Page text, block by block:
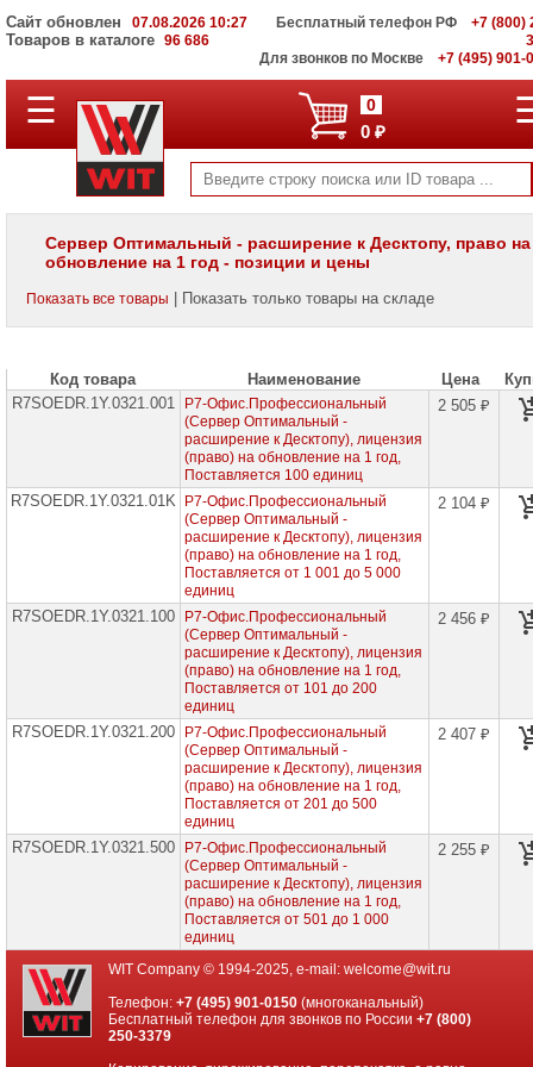
Сайт обновлен 07.08.2026 10:27
Товаров в каталоге 96 686
Бесплатный телефон РФ
+7 (800)
Для звонков по Москве
+7 (495) 901-
ПОЛНЫЙ
КАТАЛОГ
Корпоративные
серверы
WIT
данных
WIT
Мониторы
и
и
Brand
Name
плоттеры
МФУ
Пассивное
сетевое
оборудование
☰ 0
0 ₽
Сервер Оптимальный - расширение к Десктопу, право на
обновление на 1 год - позиции и цены
Показать все товары | Показать только товары на складе
Код товара Наименование Цена
R7SOEDR.1Y.0321.001
Р7-Офис.Профессиональный
(Сервер Оптимальный -
расширение к Десктопу), лицензия
(право) на обновление на 1 год,
Поставляется 100 единиц
2 505 ₽
R7SOEDR.1Y.0321.01K
Р7-Офис.Профессиональный
(Сервер Оптимальный -
расширение к Десктопу), лицензия
(право) на обновление на 1 год,
Поставляется от 1 001 до 5 000
единиц
2 104 ₽
R7SOEDR.1Y.0321.100
Р7-Офис.Профессиональный
(Сервер Оптимальный -
расширение к Десктопу), лицензия
(право) на обновление на 1 год,
Поставляется от 101 до 200
единиц
2 456 ₽
R7SOEDR.1Y.0321.200
Р7-Офис.Профессиональный
(Сервер Оптимальный -
расширение к Десктопу), лицензия
(право) на обновление на 1 год,
Поставляется от 201 до 500
единиц
2 407 ₽
R7SOEDR.1Y.0321.500
Р7-Офис.Профессиональный
(Сервер Оптимальный -
расширение к Десктопу), лицензия
(право) на обновление на 1 год,
Поставляется от 501 до 1 000
единиц
2 255 ₽
WIT Company © 1994-2025, e-mail: welcome@wit.ru
Телефон:+7 (495) 901-0150 (многоканальный)
Бесплатный телефон для звонков по России+7 (800)
250-3379